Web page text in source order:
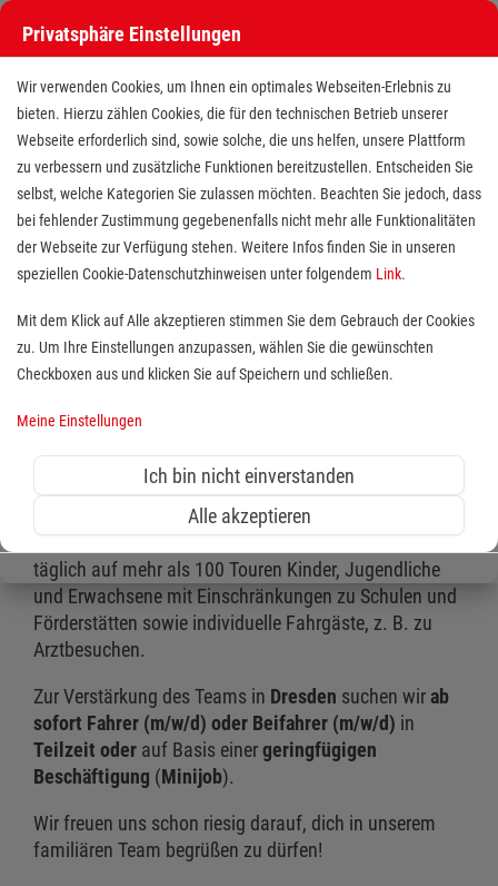
Mitarbeiter (m/w/d) im Fahrdienst
Standort(e): Dresden
Mobilität und Unabhängigkeit bedeuten
Lebensqualität. Als
unterstützen, ein möglichst mobiles und unabhängiges
Leben zu führen.
Die Flotte unseresFahrdienstesinDresdenbefördert
täglich auf mehr als 100 Touren Kinder, Jugendliche
und Erwachsene mit Einschränkungen zu Schulen und
Förderstätten sowie individuelle Fahrgäste, z. B. zu
Arztbesuchen.
Zur Verstärkung des Teams in Dresden suchen wirab
sofort Fahrer (m/w/d) oder Beifahrer (m/w/d) in
Teilzeit oder auf Basis einergeringfügigen
Beschäftigung (Minijob).
Wir freuen uns schon riesig darauf, dich in unserem
familiären Team begrüßen zu dürfen!
Privatsphäre Einstellungen
Wir verwenden Cookies, um Ihnen ein optimales Webseiten-Erlebnis zu
bieten. Hierzu zählen Cookies, die für den technischen Betrieb unserer
Webseite erforderlich sind, sowie solche, die uns helfen, unsere Plattform
zu verbessern und zusätzliche Funktionen bereitzustellen. Entscheiden Sie
selbst, welche Kategorien Sie zulassen möchten. Beachten Sie jedoch, dass
bei fehlender Zustimmung gegebenenfalls nicht mehr alle Funktionalitäten
der Webseite zur Verfügung stehen. Weitere Infos finden Sie in unseren
speziellen Cookie-Datenschutzhinweisen unter folgendem Link.
Mit dem Klick auf Alle akzeptieren stimmen Sie dem Gebrauch der Cookies
zu. Um Ihre Einstellungen anzupassen, wählen Sie die gewünschten
Checkboxen aus und klicken Sie auf Speichern und schließen.
Meine Einstellungen
Ich bin nicht einverstanden
Alle akzeptieren